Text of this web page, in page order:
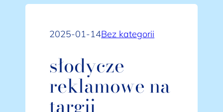
2025-01-14Bez kategorii
słodycze
reklamowe na